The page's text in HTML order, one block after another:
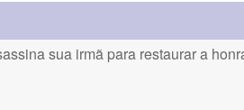
sua irmã para restaurar a